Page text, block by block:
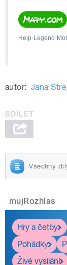
autor: Jana
Všechny
mujRozhlas
Hry a četby
Pohádky
Živé vysílání